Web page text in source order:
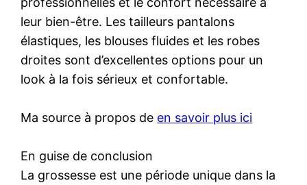
leur bien-être. Les tailleurs pantalons
élastiques, les blouses fluides et les robes
droites sont d’excellentes options pour un
look à la fois sérieux et confortable.
Ma source à propos de en savoir plus ici
En guise de conclusion
La grossesse est une période unique dans la